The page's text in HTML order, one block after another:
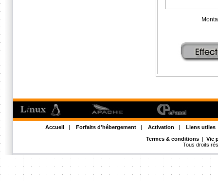
Accueil| Forfaits d'hébergement| Activation | Liens utiles
Termes & conditions| Vie
Tous droits